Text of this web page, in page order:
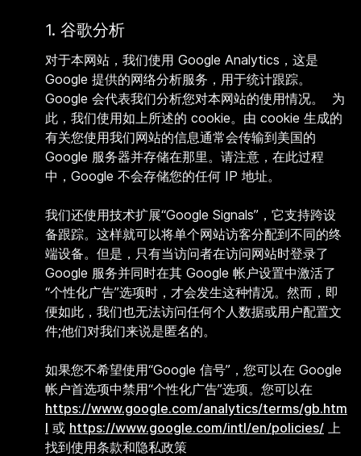
1. 谷歌分析
对于本网站，我们使用 Google Analytics，这是
Google 提供的网络分析服务，用于统计跟踪。
Google 会代表我们分析您对本网站的使用情况。 为
此，我们使用如上所述的 cookie。由 cookie 生成的
有关您使用我们网站的信息通常会传输到美国的
Google 服务器并存储在那里。请注意，在此过程
中，Google 不会存储您的任何 IP 地址。
我们还使用技术扩展“Google Signals”，它支持跨设
备跟踪。这样就可以将单个网站访客分配到不同的终
端设备。但是，只有当访问者在访问网站时登录了
Google 服务并同时在其 Google 帐户设置中激活了
“个性化广告”选项时，才会发生这种情况。然而，即
便如此，我们也无法访问任何个人数据或用户配置文
件;他们对我们来说是匿名的。
如果您不希望使用“Google 信号”，您可以在 Google
帐户首选项中禁用“个性化广告”选项。您可以在
https://www.google.com/analytics/terms/gb.htm
l 或 https://www.google.com/intl/en/policies/ 上
找到使用条款和隐私政策